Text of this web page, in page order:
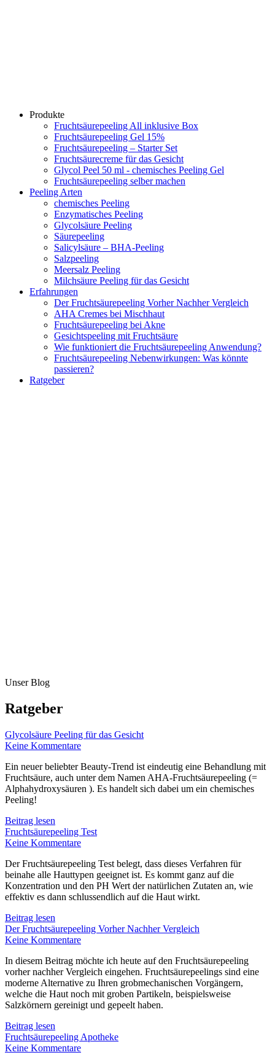
Produkte
Fruchtsäurepeeling All inklusive Box
Fruchtsäurepeeling Gel 15%
Fruchtsäurepeeling – Starter Set
Fruchtsäurecreme für das Gesicht
Glycol Peel 50 ml - chemisches Peeling Gel
Fruchtsäurepeeling selber machen
Peeling Arten
chemisches Peeling
Enzymatisches Peeling
Glycolsäure Peeling
Säurepeeling
Salicylsäure – BHA-Peeling
Salzpeeling
Meersalz Peeling
Milchsäure Peeling für das Gesicht
Erfahrungen
Der Fruchtsäurepeeling Vorher Nachher Vergleich
AHA Cremes bei Mischhaut
Fruchtsäurepeeling bei Akne
Gesichtspeeling mit Fruchtsäure
Wie funktioniert die Fruchtsäurepeeling Anwendung?
Fruchtsäurepeeling Nebenwirkungen: Was könnte
passieren?
Ratgeber
Unser Blog
Ratgeber
Glycolsäure Peeling für das Gesicht
Keine Kommentare
Ein neuer beliebter Beauty-Trend ist eindeutig eine Behandlung mit
Fruchtsäure, auch unter dem Namen AHA-Fruchtsäurepeeling (=
Alphahydroxysäuren ). Es handelt sich dabei um ein chemisches
Peeling!
Beitrag lesen
Fruchtsäurepeeling Test
Keine Kommentare
Der Fruchtsäurepeeling Test belegt, dass dieses Verfahren für
beinahe alle Hauttypen geeignet ist. Es kommt ganz auf die
Konzentration und den PH Wert der natürlichen Zutaten an, wie
effektiv es dann schlussendlich auf die Haut wirkt.
Beitrag lesen
Der Fruchtsäurepeeling Vorher Nachher Vergleich
Keine Kommentare
In diesem Beitrag möchte ich heute auf den Fruchtsäurepeeling
vorher nachher Vergleich eingehen. Fruchtsäurepeelings sind eine
moderne Alternative zu Ihren grobmechanischen Vorgängern,
welche die Haut noch mit groben Partikeln, beispielsweise
Salzkörnern gereinigt und gepeelt haben.
Beitrag lesen
Fruchtsäurepeeling Apotheke
Keine Kommentare